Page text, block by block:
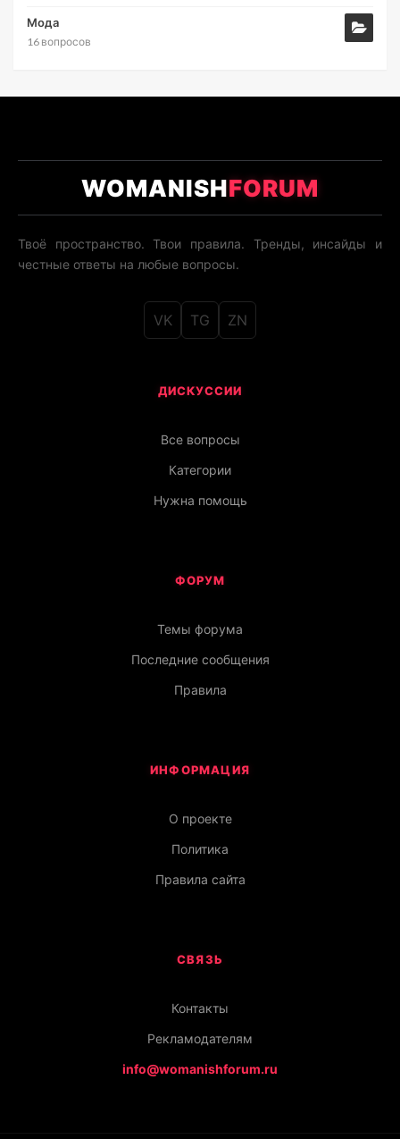
Мода
16 вопросов
WOMANISHFORUM
Твоё пространство. Твои правила. Тренды, инсайды и
честные ответы на любые вопросы.
VK TG ZN
ДИСКУССИИ
Все вопросы
Категории
Нужна помощь
ФОРУМ
Темы форума
Последние сообщения
Правила
ИНФОРМАЦИЯ
О проекте
Политика
Правила сайта
СВЯЗЬ
Контакты
Рекламодателям
info@womanishforum.ru